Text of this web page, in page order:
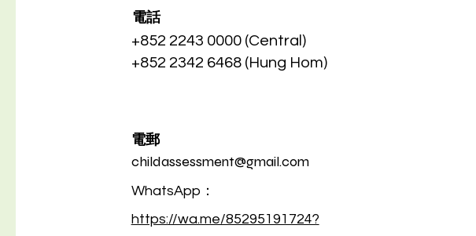
​電話
+852 2243 0000 (Central)
+852 2342 6468 (Hung Hom)
電郵
childassessment@gmail.com
WhatsApp：
https://wa.me/85295191724?